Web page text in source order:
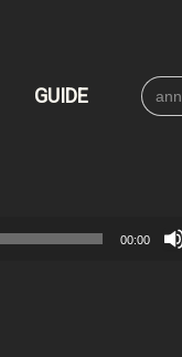
GUIDE
for:
00:00